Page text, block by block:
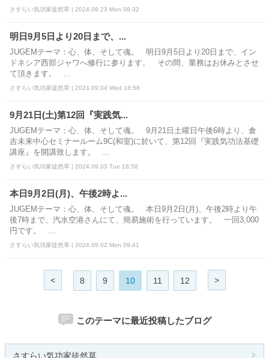
さすらい気功家徒然草 | 2024.09.23 Mon 09:32
明日9月5日より20日まで、...
JUGEMテーマ：心、体、そして魂。 明日9月5日より20日まで、イン
ドネシア西部ジャワへ修行に参ります。 その間、業務はお休みとさせ
て頂きます。 ...
さすらい気功家徒然草 | 2024.09.04 Wed 18:58
9月21日(土)第12回『実践気...
JUGEMテーマ：心、体、そして魂。 9月21日土曜日午後6時より、倉
吉未来中心セミナールーム9C(和室)に於いて、第12回『実践気功法基礎
講座』を開講致します。 ...
さすらい気功家徒然草 | 2024.09.03 Tue 18:58
本日9月2日(月)、午後2時よ...
JUGEMテーマ：心、体、そして魂。 本日9月2日(月)、午後2時より午
後7時まで、汽水空港さんにて、簡易施術を行っています。 一回3,000
円です。 ...
さすらい気功家徒然草 | 2024.09.02 Mon 09:41
< 8 9 10 11 12 >
このテーマに最近投稿したブログ
さすらい気功家徒然草